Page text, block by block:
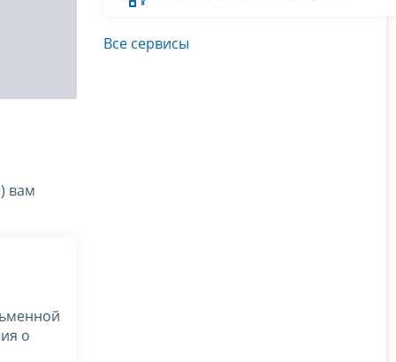
вам
о
Все сервисы